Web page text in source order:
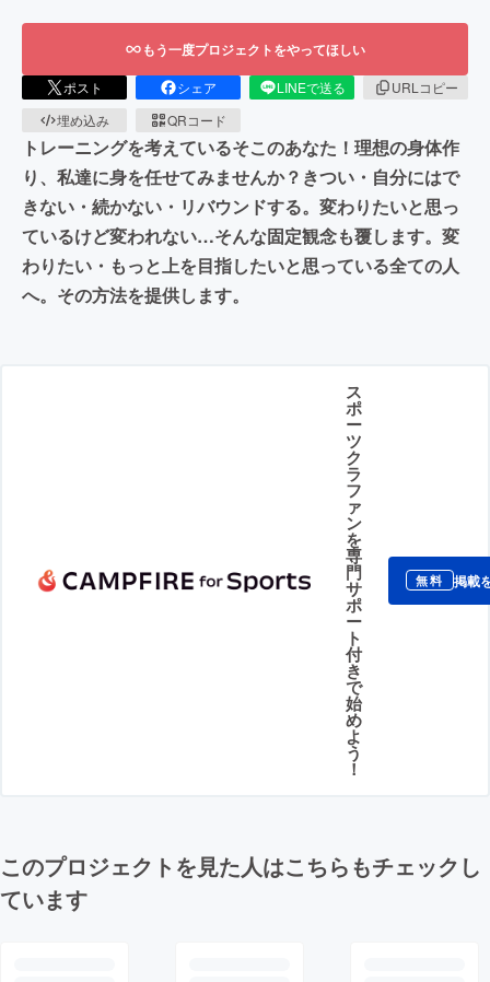
もう一度プロジェクトをやってほしい
ポスト シェア LINEで送る
URLコピー
埋め込み
QRコード
トレーニングを考えているそこのあなた！理想の身体作
り、私達に身を任せてみませんか？きつい・自分にはで
きない・続かない・リバウンドする。変わりたいと思っ
ているけど変われない…そんな固定観念も覆します。変
わりたい・もっと上を目指したいと思っている全ての人
へ。その方法を提供します。
ス
ポ
ー
ツ
ク
ラ
フ
ァ
ン
を
専
門
サ
ポ
ー
ト
付
き
で
始
め
よ
う
！
無料 掲載
このプロジェクトを見た人はこちらもチェックし
ています